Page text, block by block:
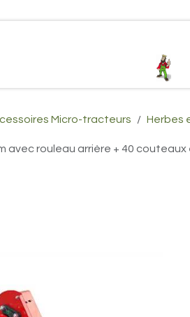
Plus d'infos Kubota
Micro-tracteurs Herbes
rouleau arrière + 40 couteaux